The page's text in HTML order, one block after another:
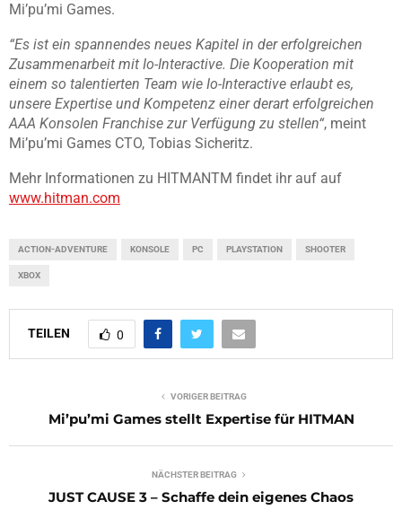
Mi’pu’mi Games.
“Es ist ein spannendes neues Kapitel in der erfolgreichen
Zusammenarbeit mit Io-Interactive. Die Kooperation mit
einem so talentierten Team wie Io-Interactive erlaubt es,
unsere Expertise und Kompetenz einer derart erfolgreichen
AAA Konsolen Franchise zur Verfügung zu stellen“, meint
Mi’pu’mi Games CTO, Tobias Sicheritz.
Mehr Informationen zu HITMANTM findet ihr auf auf
www.hitman.com
ACTION-ADVENTURE KONSOLE PC PLAYSTATION SHOOTER
XBOX
TEILEN 0
VORIGER BEITRAG
Mi’pu’mi Games stellt Expertise für HITMAN
NÄCHSTER BEITRAG
JUST CAUSE 3 – Schaffe dein eigenes Chaos